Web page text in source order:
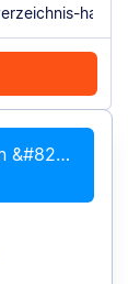
Manuell zitieren
Inhaltsverzeichnis Hausarbeit erstellen &#8211; mit Vorlage